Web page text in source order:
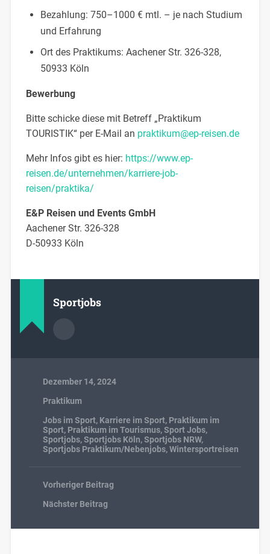
Bezahlung: 750–1000 € mtl. – je nach Studium
und Erfahrung
Ort des Praktikums: Aachener Str. 326-328,
50933 Köln
Bewerbung
Bitte schicke diese mit Betreff „Praktikum
TOURISTIK“ per E-Mail an praktikum@ep-reisen.de
Mehr Infos gibt es hier: https://www.ep-
reisen.de/unternehmen/karriere-job-
reisen/praktika/
E&P Reisen und Events GmbH
Aachener Str. 326-328
D-50933 Köln
Sportjobs
Dezember 14, 2024
Praktikum
Jobs im Sport, Karriere im Sport, Praktikum im
Sport, Praktikum im Tourismus,Sport Jobs,
Sportjobs,Sportjobs Köln,Sportjobs NRW,
Sportjobs Praktikum/Nebenjobs,Wintersportreisen
Vorheriger Beitrag
Nächster Beitrag